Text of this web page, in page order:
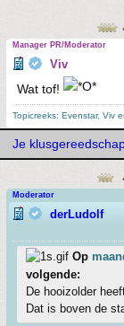
Manager PR/Moderator
Viv
Wat tof!
Topicreeks: Evenstar, Viv
Je
Moderator
derLudolf
Op
volgende:
De hooizolder
Dat is boven de